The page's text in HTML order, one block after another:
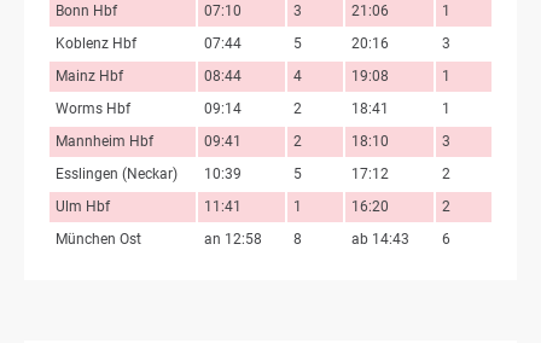
Bonn Hbf
07:10 3 21:06
1
Koblenz Hbf
07:44 5 20:16
3
Mainz Hbf
08:44 4 19:08
1
Worms Hbf
09:14 2 18:41
1
Mannheim Hbf
09:41 2 18:10
3
Esslingen (Neckar)
10:39 5 17:12
2
Ulm Hbf
11:41 1 16:20
2
München Ost
an 12:58 8 ab 14:43 6